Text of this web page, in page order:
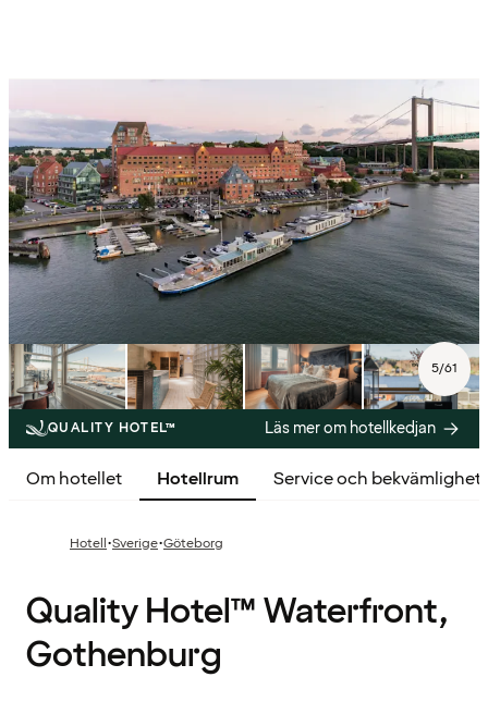
5/61
QUALITY HOTEL™ Läs mer om hotellkedjan
Om hotellet Hotellrum Service och
Hotell·Sverige·Göteborg
Quality Hotel™ Waterfront,
Gothenburg